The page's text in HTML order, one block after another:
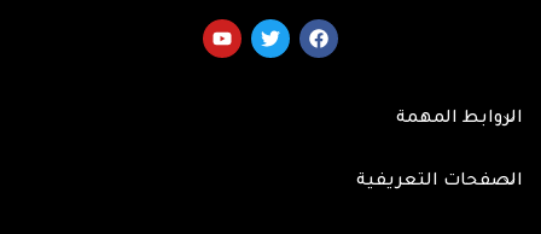
الروابط المهمة
الصفحات التعريفية